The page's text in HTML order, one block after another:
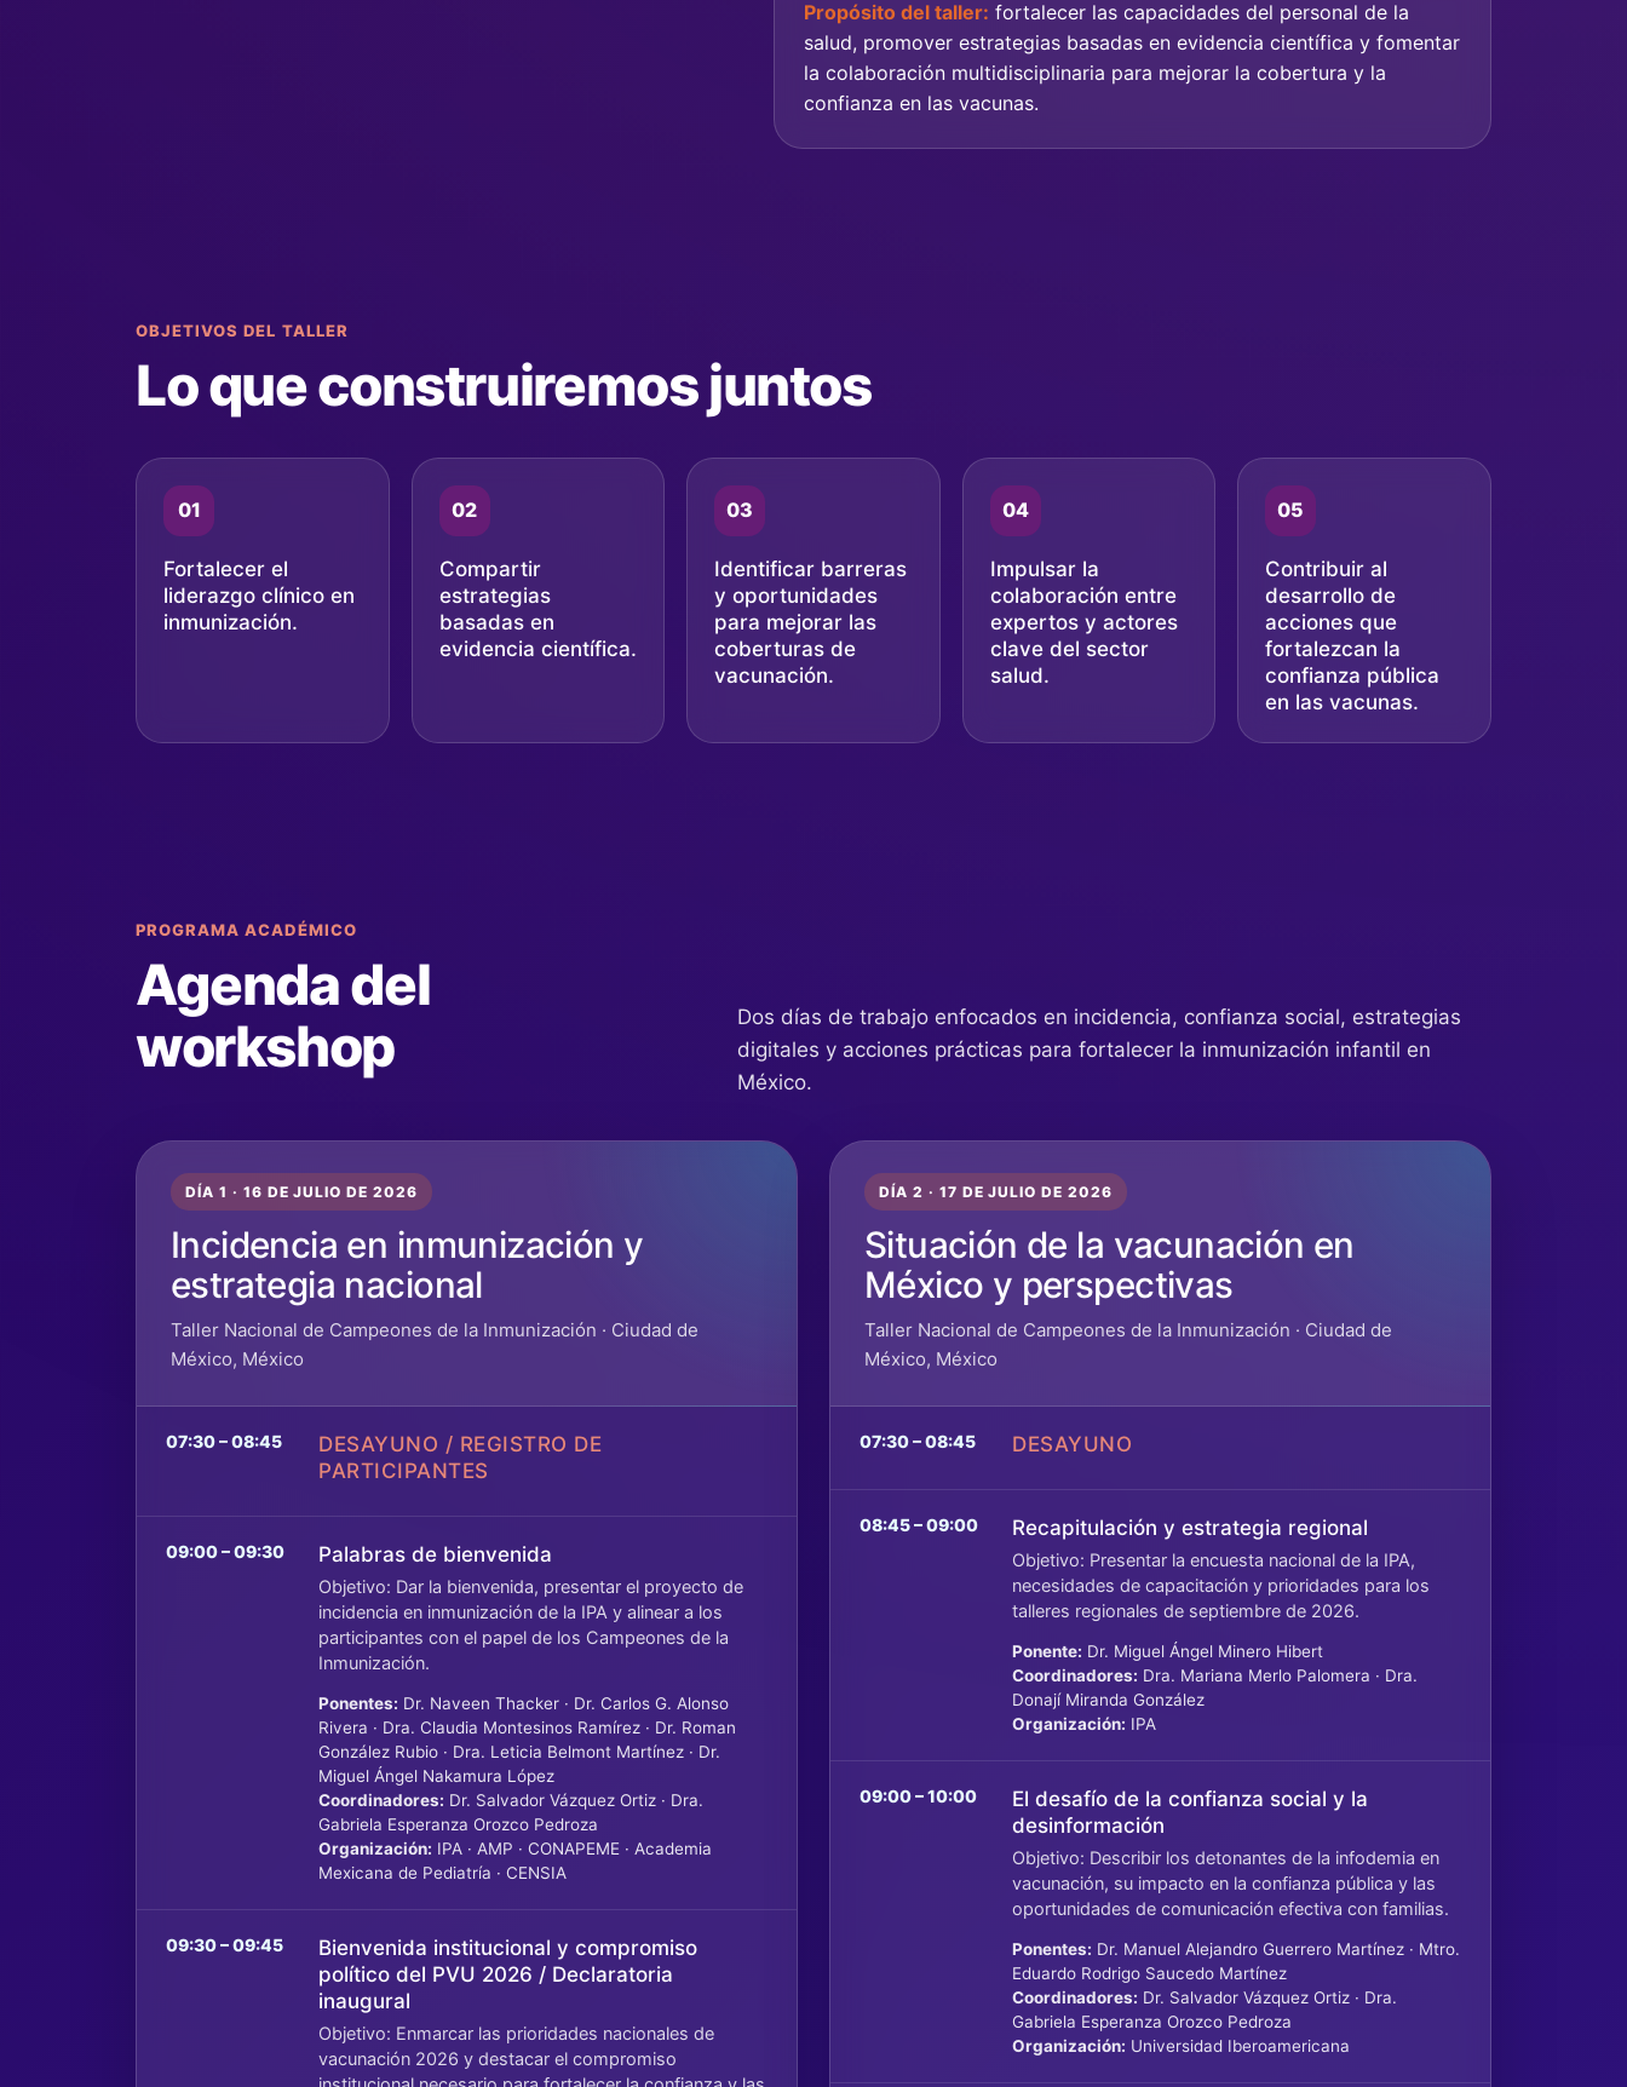
Propósito del taller: fortalecer las capacidades del personal de la
salud, promover estrategias basadas en evidencia científica y fomentar
la colaboración multidisciplinaria para mejorar la cobertura y la
confianza en las vacunas.
OBJETIVOS DEL TALLER
Lo que construiremos juntos
01
Fortalecer el
liderazgo clínico en
inmunización.
02
Compartir
estrategias
basadas en
evidencia científica.
03
Identificar barreras
y oportunidades
para mejorar las
coberturas de
vacunación.
04
Impulsar la
colaboración entre
expertos y actores
clave del sector
salud.
05
Contribuir al
desarrollo de
acciones que
fortalezcan la
confianza pública
en las vacunas.
PROGRAMA ACADÉMICO
Agenda del
workshop
Dos días de trabajo enfocados en incidencia, confianza social, estrategias
digitales y acciones prácticas para fortalecer la inmunización infantil en
México.
DÍA 1 · 16 DE JULIO DE 2026
Incidencia en inmunización y
estrategia nacional
Taller Nacional de Campeones de la Inmunización · Ciudad de
México, México
07:30 – 08:45
DESAYUNO / REGISTRO DE
PARTICIPANTES
09:00 – 09:30 Palabras de bienvenida
Objetivo: Dar la bienvenida, presentar el proyecto de
incidencia en inmunización de la IPA y alinear a los
participantes con el papel de los Campeones de la
Inmunización.
Ponentes: Dr. Naveen Thacker · Dr. Carlos G. Alonso
Rivera · Dra. Claudia Montesinos Ramírez · Dr. Roman
González Rubio · Dra. Leticia Belmont Martínez · Dr.
Miguel Ángel Nakamura López
Coordinadores: Dr. Salvador Vázquez Ortiz · Dra.
Gabriela Esperanza Orozco Pedroza
Organización: IPA · AMP · CONAPEME · Academia
Mexicana de Pediatría · CENSIA
09:30 – 09:45
Bienvenida institucional y compromiso
político del PVU 2026 / Declaratoria
inaugural
Objetivo: Enmarcar las prioridades nacionales de
vacunación 2026 y destacar el compromiso
DÍA 2 · 17 DE JULIO DE 2026
Situación de la vacunación en
México y perspectivas
Taller Nacional de Campeones de la Inmunización · Ciudad de
México, México
07:30 – 08:45 DESAYUNO
08:45 – 09:00 Recapitulación y estrategia regional
Objetivo: Presentar la encuesta nacional de la IPA,
necesidades de capacitación y prioridades para los
talleres regionales de septiembre de 2026.
Ponente: Dr. Miguel Ángel Minero Hibert
Coordinadores: Dra. Mariana Merlo Palomera · Dra.
Donají Miranda González
Organización: IPA
09:00 – 10:00
El desafío de la confianza social y la
desinformación
Objetivo: Describir los detonantes de la infodemia en
vacunación, su impacto en la confianza pública y las
oportunidades de comunicación efectiva con familias.
Ponentes: Dr. Manuel Alejandro Guerrero Martínez · Mtro.
Eduardo Rodrigo Saucedo Martínez
Coordinadores: Dr. Salvador Vázquez Ortiz · Dra.
Gabriela Esperanza Orozco Pedroza
Organización: Universidad Iberoamericana